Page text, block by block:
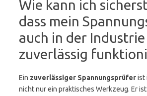
Wie kann ich
dass mein
auch in der Industrie
zuverlässig
Ein zuverlässiger Spannungsprüferist
nicht nur ein praktisches Werkzeug. Er